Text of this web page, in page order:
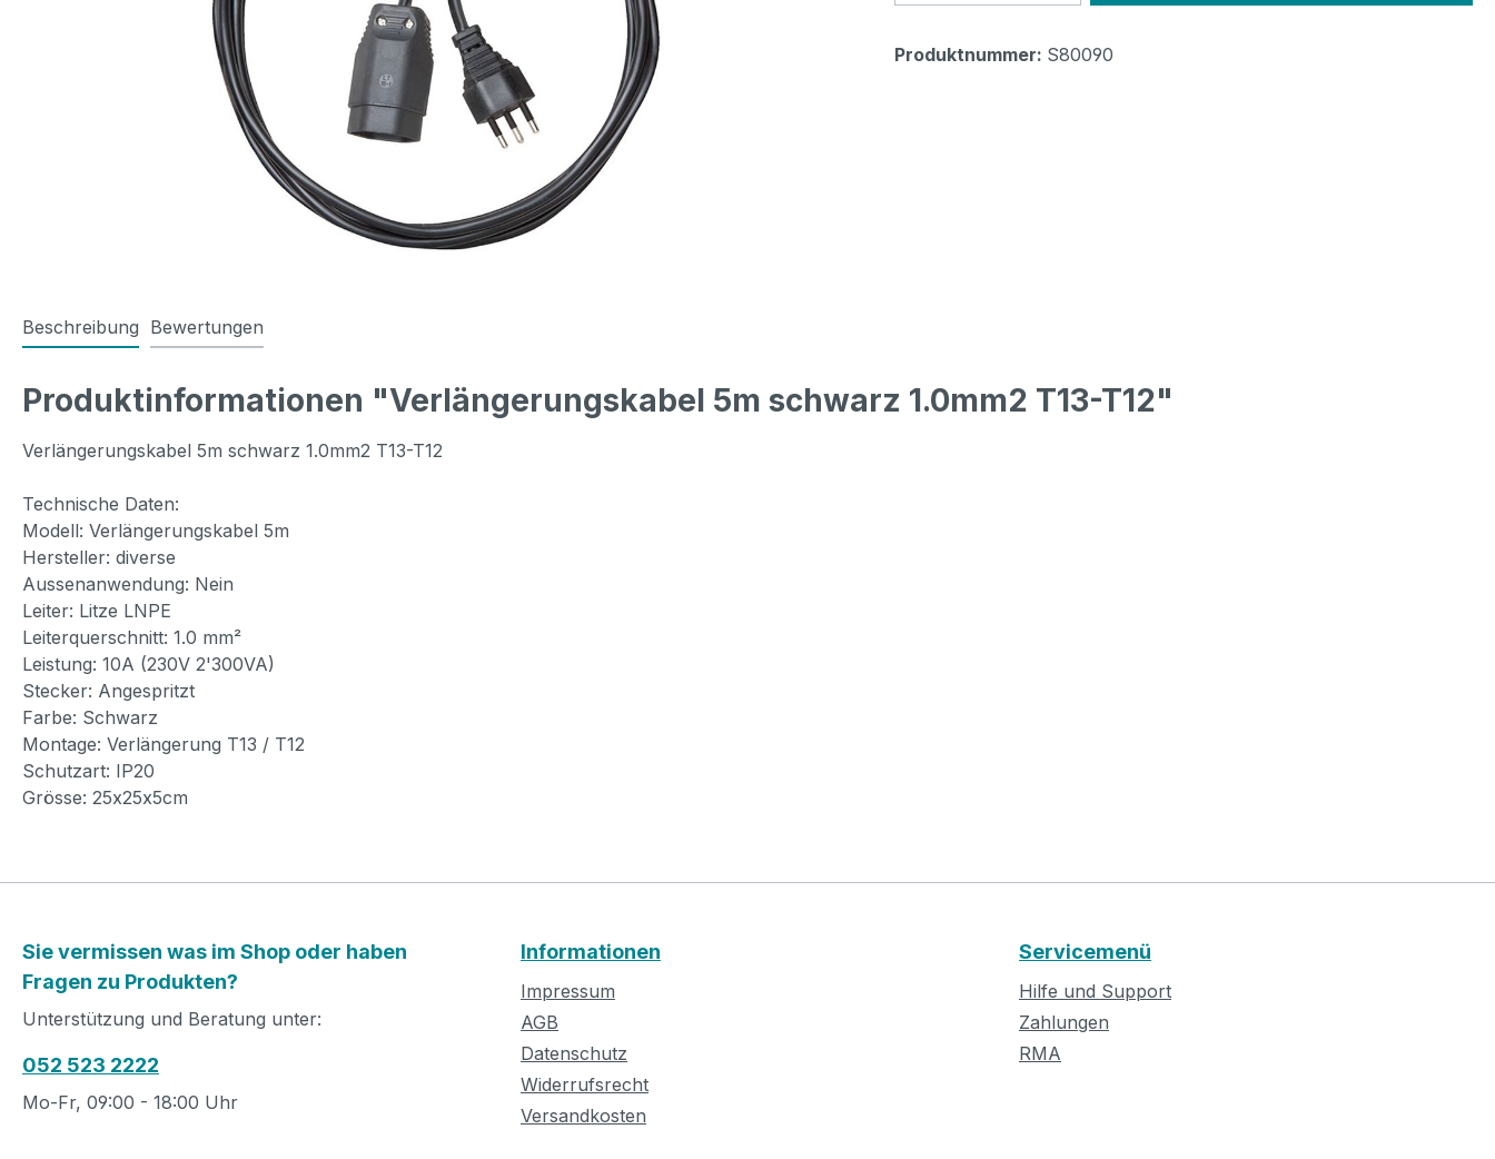
Produktnummer: S80090
Beschreibung Bewertungen
Produktinformationen "Verlängerungskabel 5m schwarz 1.0mm2 T13-T12"
Verlängerungskabel 5m schwarz 1.0mm2 T13-T12
Technische Daten:
Modell: Verlängerungskabel 5m
Hersteller: diverse
Aussenanwendung: Nein
Leiter: Litze LNPE
Leiterquerschnitt: 1.0 mm²
Leistung: 10A (230V 2'300VA)
Stecker: Angespritzt
Farbe: Schwarz
Montage: Verlängerung T13 / T12
Schutzart: IP20
Grösse: 25x25x5cm
Sie vermissen was im Shop oder haben
Fragen zu Produkten?
Unterstützung und Beratung unter:
052 523 2222
Mo-Fr, 09:00 - 18:00 Uhr
Informationen
Impressum
AGB
Datenschutz
Widerrufsrecht
Versandkosten
Servicemenü
Hilfe und Support
Zahlungen
RMA